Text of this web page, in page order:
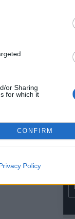
or Sharing
for which it
CONFIRM
Policy